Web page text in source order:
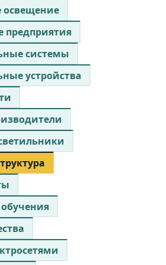
системы
устройства